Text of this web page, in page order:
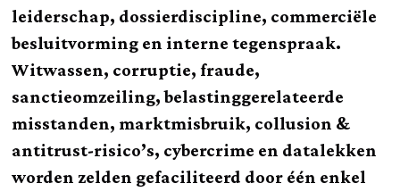
leiderschap, dossierdiscipline, commerciële
besluitvorming en interne tegenspraak.
Witwassen, corruptie, fraude,
sanctieomzeiling, belastinggerelateerde
misstanden, marktmisbruik, collusion &
antitrust-risico’s, cybercrime en datalekken
worden zelden gefaciliteerd door één enkel